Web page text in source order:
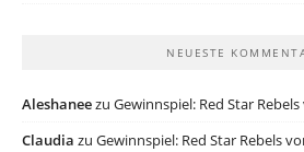
NEUESTE
Aleshaneezu Gewinnspiel: Red Star
Claudia zu Gewinnspiel: Red Star Rebels